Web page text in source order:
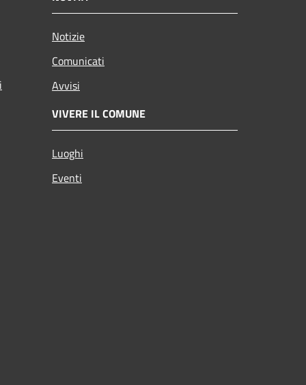
Notizie
Comunicati
Avvisi
VIVERE IL COMUNE
Luoghi
Eventi